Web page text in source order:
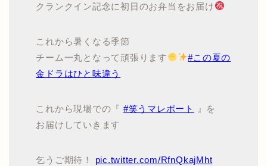
クランクイン記念に初日のお弁当をお届け
これから暑くなる季節
チーム一丸となって頑張ります
#この夏の
金ドラはひと味違う
これから現場での『 #笑うマレポート
』を
お届けしていきます
乞うご期待！ pic.twitter.com/RfnQkajMht